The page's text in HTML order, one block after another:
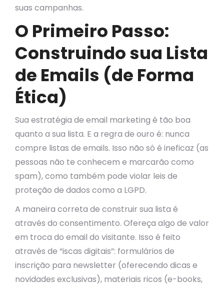
suas campanhas.
O Primeiro Passo:
Construindo sua Lista
de Emails (de Forma
Ética)
Sua estratégia de email marketing é tão boa
quanto a sua lista. E a regra de ouro é: nunca
compre listas de emails. Isso não só é ineficaz (as
pessoas não te conhecem e marcarão como
spam), como também pode violar leis de
proteção de dados como a LGPD.
A maneira correta de construir sua lista é
através do consentimento. Ofereça algo de valor
em troca do email do visitante. Isso é feito
através de “iscas digitais”: formulários de
inscrição para newsletter (oferecendo dicas e
novidades exclusivas), materiais ricos (e-books,